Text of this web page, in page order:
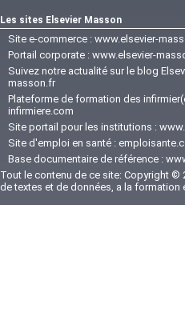
Les sites Elsevier Masson
Site e-commerce : www.elsevier-
Portail corporate : www.elsevier-
Suivez notre actualité sur le blog
masson.fr
Plateforme de formation des
infirmiere.com
Site portail pour les institutions :
Site d'emploi en santé :
Base documentaire de référence :
Tout le contenu de ce site: Copyright
de textes et de données, a la